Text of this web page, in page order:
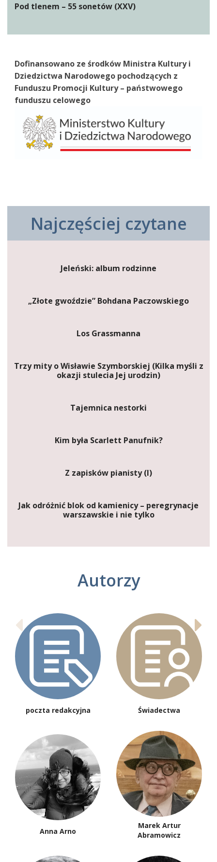
Pod tlenem – 55 sonetów (XXV)
Dofinansowano ze środków Ministra Kultury i
Dziedzictwa Narodowego pochodzących z
Funduszu Promocji Kultury – państwowego
funduszu celowego
Najczęściej czytane
Jeleński: album rodzinne
„Złote gwoździe” Bohdana Paczowskiego
Los Grassmanna
Trzy mity o Wisławie Szymborskiej (Kilka myśli z
okazji stulecia Jej urodzin)
Tajemnica nestorki
Kim była Scarlett Panufnik?
Z zapisków pianisty (I)
Jak odróżnić blok od kamienicy – peregrynacje
warszawskie i nie tylko
Autorzy
poczta redakcyjna Świadectwa
Anna Arno
Marek Artur
Abramowicz